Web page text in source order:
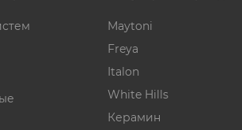
Maytoni
Freya
Italon
White Hills
Керамин